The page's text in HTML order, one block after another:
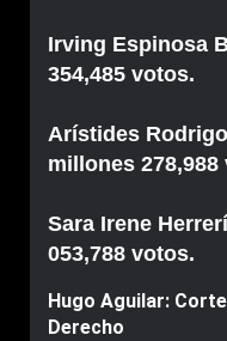
Irving Espinosa
354,485 votos.
Arístides
millones 278,988
Sara Irene
053,788 votos.
Hugo Aguilar:
Derecho